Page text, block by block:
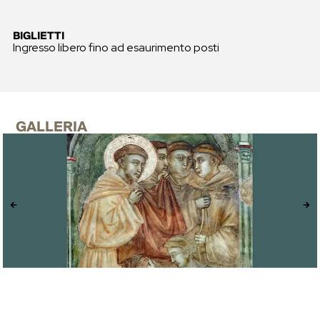
BIGLIETTI
Ingresso libero fino ad esaurimento posti
GALLERIA